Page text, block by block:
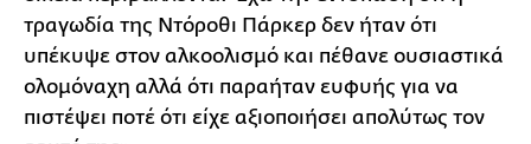
τραγωδία της Ντόροθι Πάρκερ δεν ήταν ότι
υπέκυψε στον αλκοολισμό και πέθανε ουσιαστικά
ολομόναχη αλλά ότι παραήταν ευφυής για να
πιστέψει ποτέ ότι είχε αξιοποιήσει απολύτως τον